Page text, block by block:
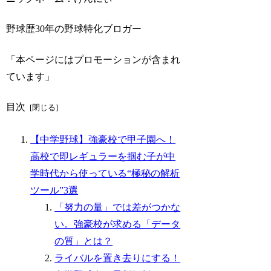
野球歴30年の野球特化ブロガー
「本ページにはプロモーションが含まれ
ています」
目次
【中学野球】強豪校で甲子園へ！
高校で即レギュラーを掴む子が中
学時代から使っている“極秘の解析
ツール”3選
「努力の量」では差がつかな
い。強豪校が求める「データ
の質」とは？
ライバルを置き去りにする！